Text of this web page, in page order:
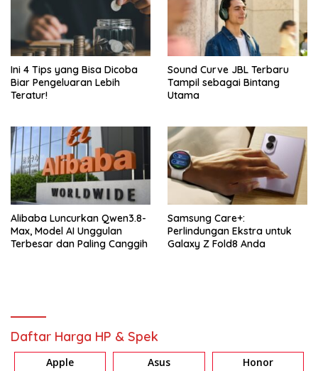
Ini 4 Tips yang Bisa Dicoba
Biar Pengeluaran Lebih
Teratur!
Sound Curve JBL Terbaru
Tampil sebagai Bintang
Utama
Alibaba Luncurkan Qwen3.8-
Max, Model AI Unggulan
Terbesar dan Paling Canggih
Samsung Care+:
Perlindungan Ekstra untuk
Galaxy Z Fold8 Anda
Daftar Harga HP & Spek
Apple Asus Honor